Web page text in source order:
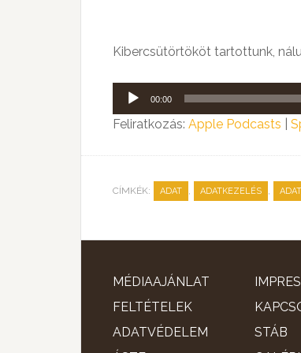
Kibercsütörtököt tartottunk,
Audió
lejátszó
00:00
Feliratkozás: Apple Podcasts
CÍMKÉK: ADAT , ADATKEZELÉS ,
MÉDIAAJÁNLAT
FELTÉTELEK
ADATVÉDELEM
STÁB